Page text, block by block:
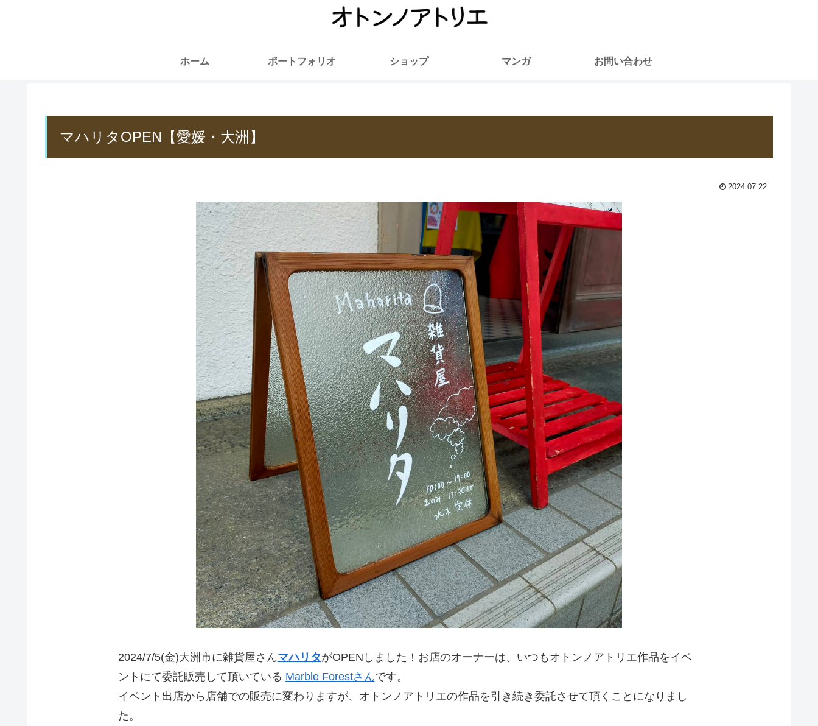
ホーム ポートフォリオ ショップ マンガ お問い合わせ
マハリタOPEN【愛媛・大洲】
2024.07.22
2024/7/5(金)大洲市に雑貨屋さんマハリタがOPENしました！お店のオーナーは、いつもオトンノアトリエ作品をイベ
ントにて委託販売して頂いている Marble Forestさんです。
イベント出店から店舗での販売に変わりますが、オトンノアトリエの作品を引き続き委託させて頂くことになりまし
た。